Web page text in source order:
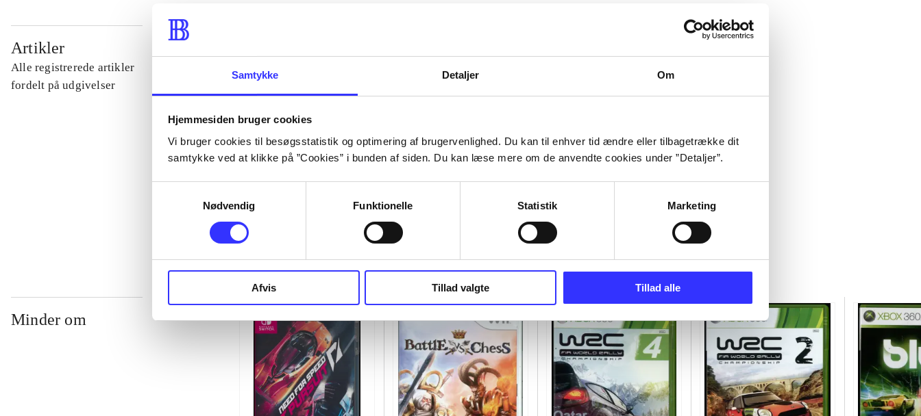
Samtykke Detaljer Om
Hjemmesiden bruger cookies
Vi bruger cookies til besøgsstatistik og optimering af brugervenlighed. Du kan til enhver tid ændre eller tilbagetrække dit
samtykke ved at klikke på ”Cookies” i bunden af siden. Du kan læse mere om de anvendte cookies under ”Detaljer”.
Nødvendig
Funktionelle Statistik Marketing
Afvis Tillad valgte Tillad alle
Artikler
Alle registrerede artikler
fordelt på udgivelser
Minder om